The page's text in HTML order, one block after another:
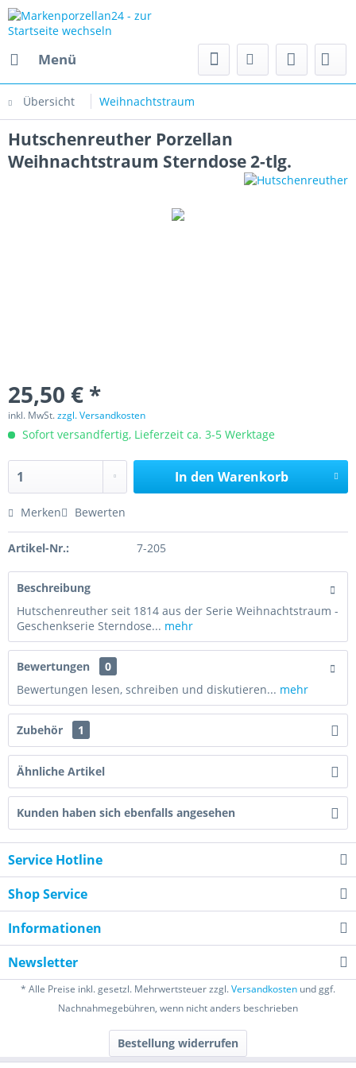
Menü
Übersicht Weihnachtstraum
Hutschenreuther Porzellan
Weihnachtstraum Sterndose 2-tlg.
25,50 € *
inkl. MwSt.zzgl. Versandkosten
Sofort versandfertig, Lieferzeit ca. 3-5 Werktage
In den Warenkorb
Merken Bewerten
Artikel-Nr.: 7-205
Beschreibung
Hutschenreuther seit 1814 aus der Serie Weihnachtstraum -
Geschenkserie Sterndose... mehr
Bewertungen
0
Bewertungen lesen, schreiben und diskutieren... mehr
Zubehör 1
Ähnliche Artikel
Kunden haben sich ebenfalls angesehen
Service Hotline
Shop Service
Informationen
Newsletter
* Alle Preise inkl. gesetzl. Mehrwertsteuer zzgl.Versandkosten und ggf.
Nachnahmegebühren, wenn nicht anders beschrieben
Bestellung widerrufen